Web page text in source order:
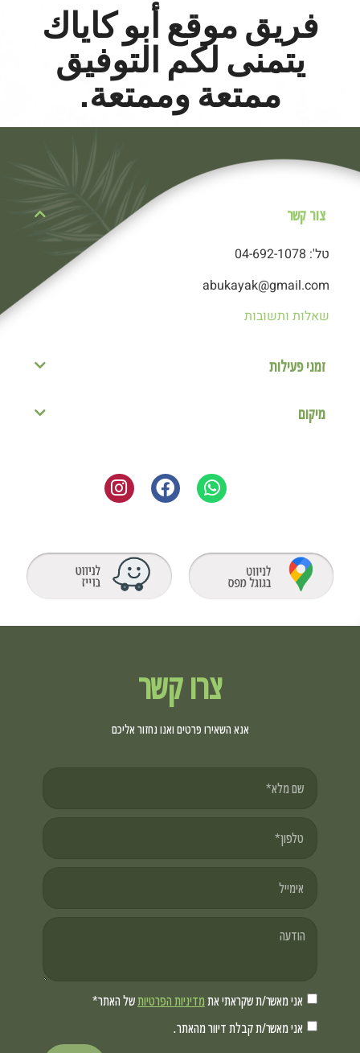
فريق موقع أبو كاياك
يتمنى لكم التوفيق
ممتعة وممتعة.
צור קשר
טל': 04-692-1078
abukayak@gmail.com
שאלות ותשובות
זמני פעילות
מיקום
צרו קשר
אנא השאירו פרטים ואנו נחזור אליכם
אני מאשר/ת שקראתי אתמדיניות הפרטיותשל האתר*
אני מאשר/ת קבלת דיוור מהאתר.